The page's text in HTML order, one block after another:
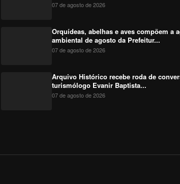
07 de agosto de 2026
Orquídeas, abelhas e aves compõem a
ambiental de agosto da Prefeitur...
07 de agosto de 2026
Arquivo Histórico recebe roda de
turismólogo Evanir Baptista...
07 de agosto de 2026